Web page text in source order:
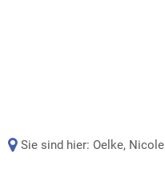
Sie sind hier: Oelke, Nicole